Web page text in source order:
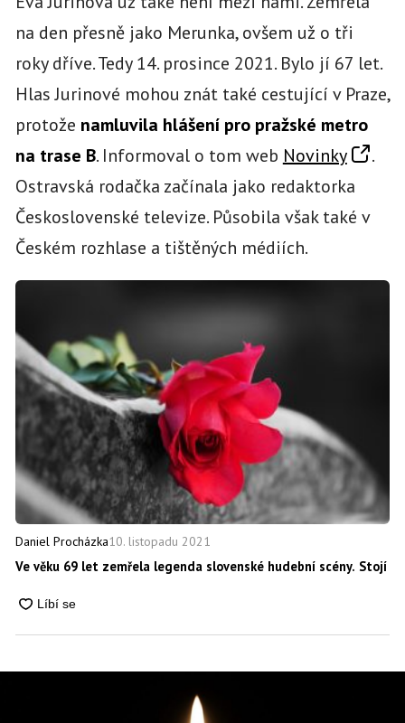
na den přesně jako Merunka, ovšem už o tři
roky dříve. Tedy 14. prosince 2021. Bylo jí 67 let.
Hlas Jurinové mohou znát také cestující v Praze,
protože namluvila hlášení pro pražské metro
na trase B. Informoval o tom web Novinky
.
Ostravská rodačka začínala jako redaktorka
Československé televize. Působila však také v
Českém rozhlase a tištěných médiích.
Daniel Procházka10. listopadu 2021
Ve věku 69 let zemřela legenda slovenské hudební scény. Stojí